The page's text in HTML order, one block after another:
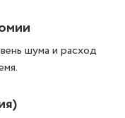
шума и расход